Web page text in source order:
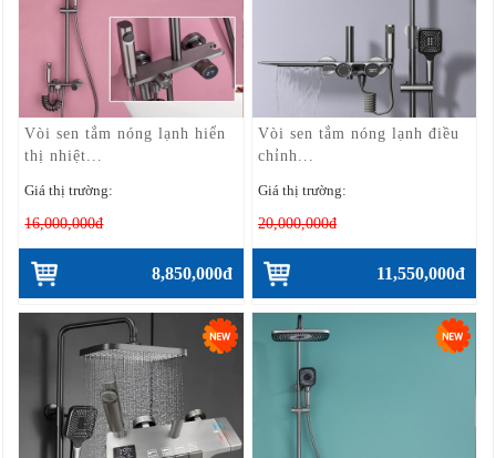
Vòi sen tắm nóng lạnh hiển
thị nhiệt...
Giá thị trường:
16,000,000đ
8,850,000đ
Vòi sen tắm nóng lạnh điều
chỉnh...
Giá thị trường:
20,000,000đ
11,550,000đ